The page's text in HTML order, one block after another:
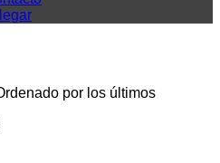
por los últimos